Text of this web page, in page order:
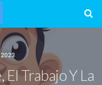
El Trabajo Y La